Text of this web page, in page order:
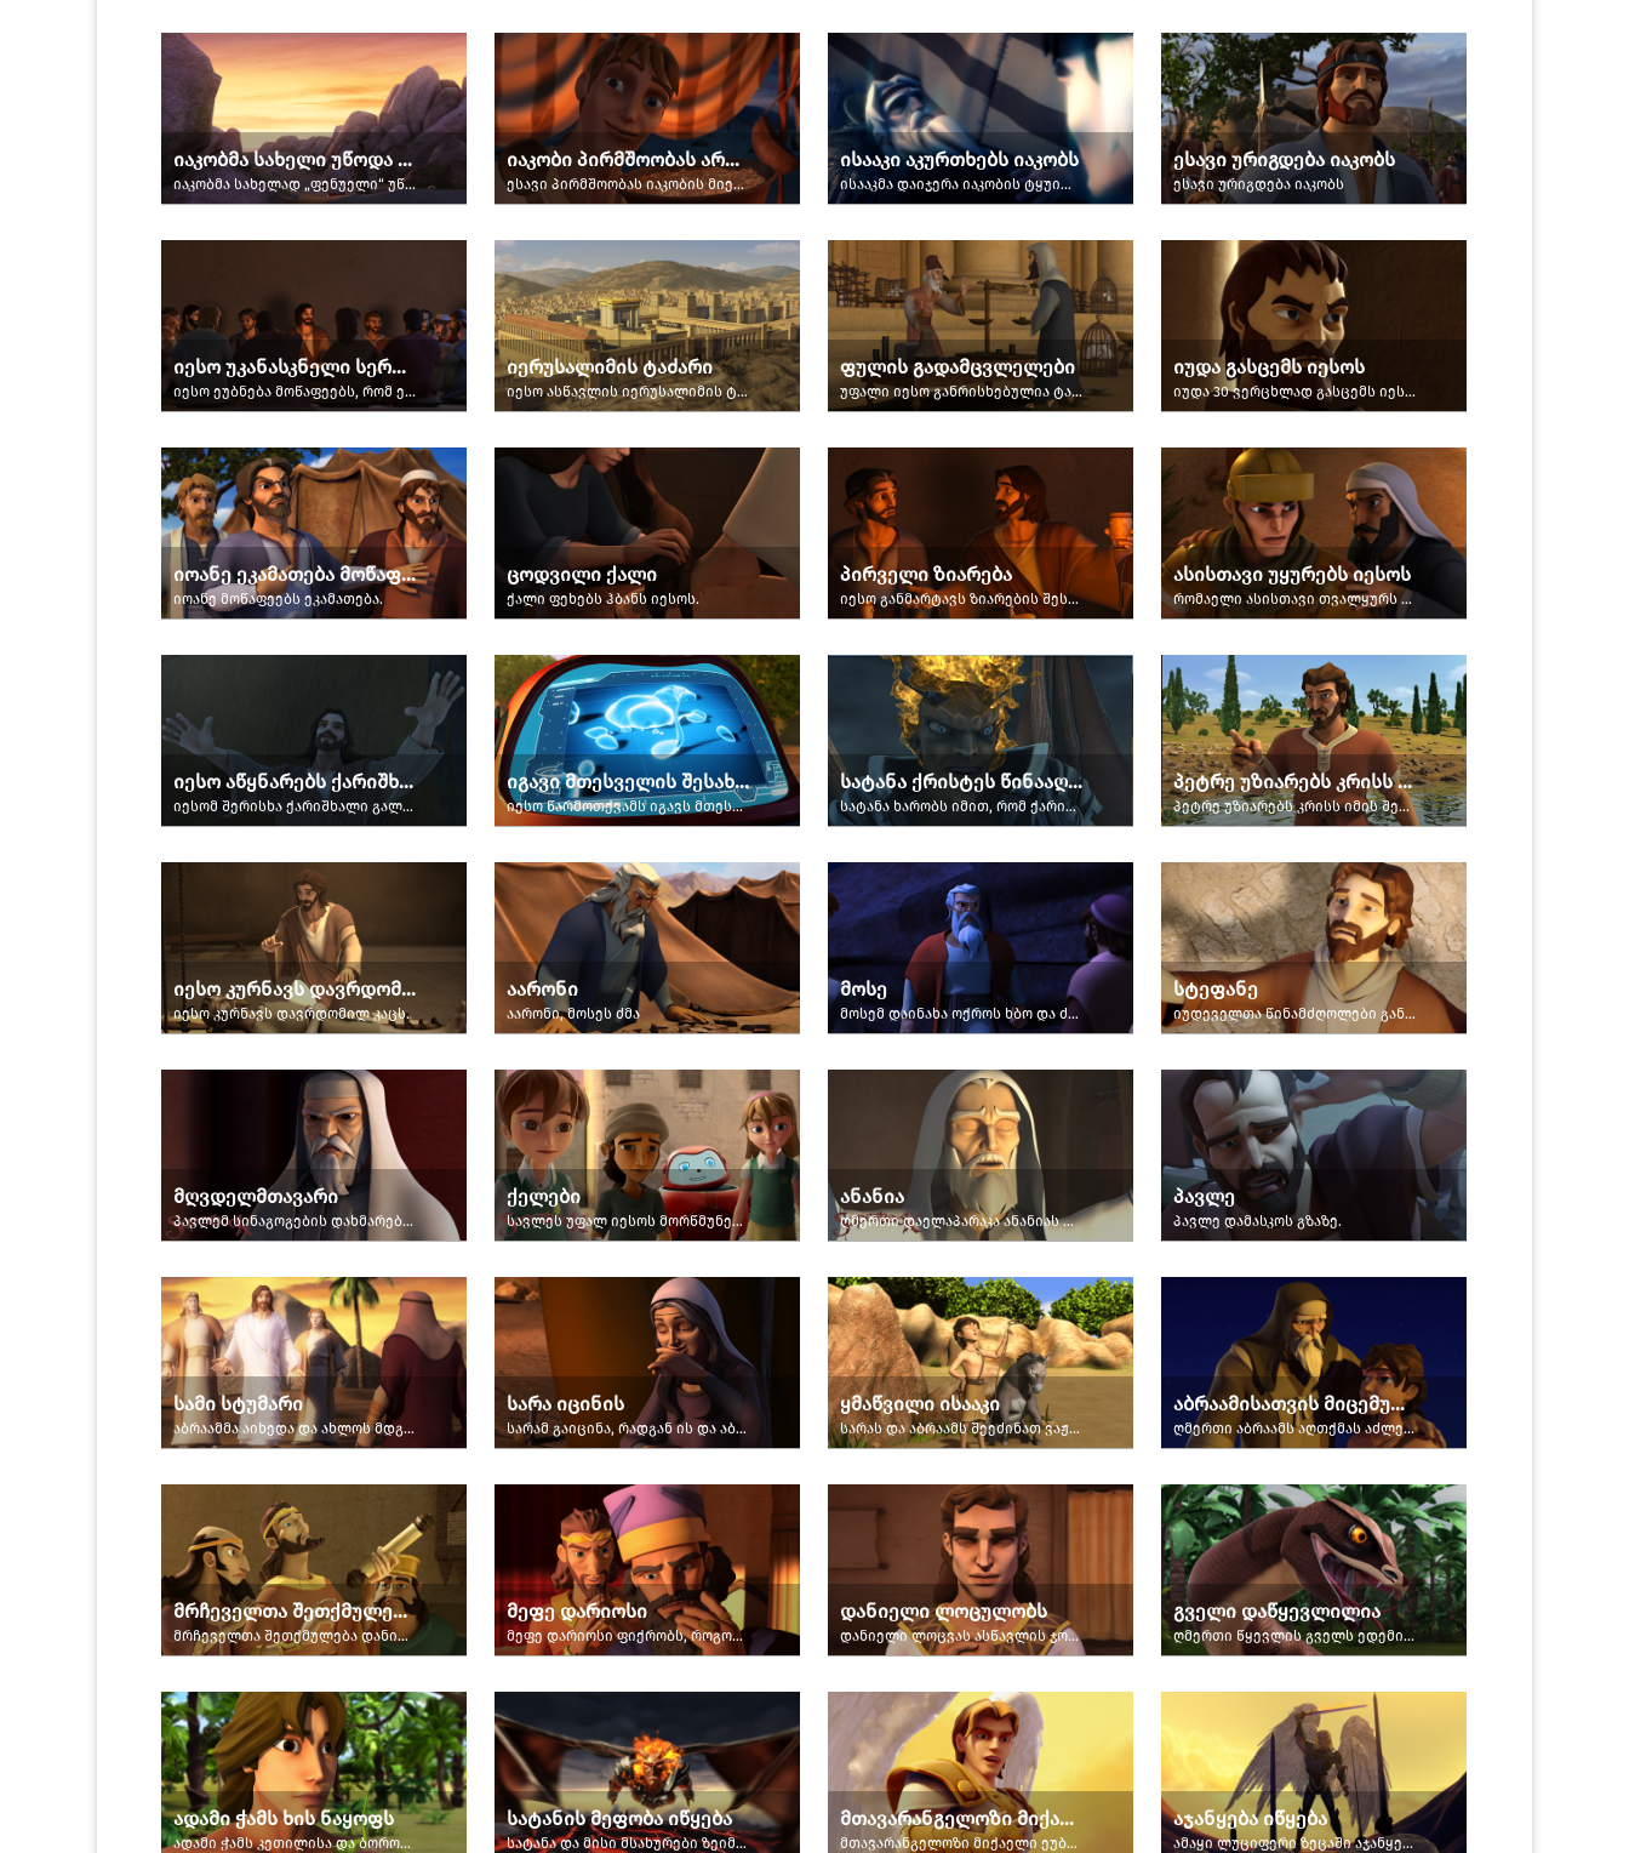
იაკობმა სახელი უწოდა ფენუელს
იაკობმა სახელად „ფენუელი“ უწოდა ადგილს, სადაც ის ღმერთს ეჭიდებოდა.
იაკობი პირმშოობას ართმევს ესავს
ესავი პირმშოობას იაკობის მიერ მომზადებულ კერძში ცვლის.
ისააკი აკურთხებს იაკობს
ისააკმა დაიჯერა იაკობის ტყუილი და აკურთხა იგი.
ესავი ურიგდება იაკობს
ესავი ურიგდება იაკობს
იესო უკანასკნელი სერობისას
იესო ეუბნება მოწაფეებს, რომ ერთ-ერთი მათგანი გასცემს მას.
იერუსალიმის ტაძარი
იესო ასწავლის იერუსალიმის ტაძარში.
ფულის გადამცვლელები
უფალი იესო განრისხებულია ტაძარში მყოფ ფულის გადამცვლელთა გამო.
იუდა გასცემს იესოს
იუდა 30 ვერცხლად გასცემს იესოს.
იოანე ეკამათება მოწაფეებს
იოანე მოწაფეებს ეკამათება.
ცოდვილი ქალი
ქალი ფეხებს ჰბანს იესოს.
პირველი ზიარება
იესო განმარტავს ზიარების შესახებ უკანასკნელი სერობისას.
ასისთავი უყურებს იესოს
რომაელი ასისთავი თვალყურს ადევნებს იესოს გარშემო თავმოყრილ ხალხს.
იესო აწყნარებს ქარიშხალს
იესომ შერისხა ქარიშხალი გალილეის ზღვაზე.
იგავი მთესველის შესახებ
იესო წარმოთქვამს იგავს მთესველის შესახებ.
სატანა ქრისტეს წინააღმდეგ ქარიშხალში
სატანა ხარობს იმით, რომ ქარიშხალი ახლოვდება გალილეის ზღვაზე.
პეტრე უზიარებს კრისს იესოს შესახებ
პეტრე უზიარებს კრისს იმის შესახებ, რომ იესოს სასწაულები ღვთისგანაა.
იესო კურნავს დავრდომილს
იესო კურნავს დავრდომილ კაცს.
აარონი
აარონი, მოსეს ძმა
მოსე
მოსემ დაინახა ოქროს ხბო და ძალიან განრისხდა.
სტეფანე
იუდეველთა წინამძღოლები განურისხდნენ სტეფანეს
მღვდელმთავარი
პავლემ სინაგოგების დახმარება ითხოვა ქრისტიანების შესაპყრობად.
ქელები
სავლეს უფალ იესოს მორწმუნეების დახოცვა სურდა.
ანანია
ღმერთი დაელაპარაკა ანანიას და უთხრა, რომ პავლე რჩეული იყო.
პავლე
პავლე დამასკოს გზაზე.
სამი სტუმარი
აბრაამმა აიხედა და ახლოს მდგარი სამი კაცი შენიშნა.
სარა იცინის
სარამ გაიცინა, რადგან ის და აბრაამი ძალიან მოხუცები იყვნენ.
ყმაწვილი ისააკი
სარას და აბრაამს შეეძინათ ვაჟი, ისააკი.
აბრაამისათვის მიცემული დაპირება
ღმერთი აბრაამს აღთქმას აძლევს.
მრჩეველთა შეთქმულება დანიელის შესაპყრობად
მრჩეველთა შეთქმულება დანიელის შესაპყრობად
მეფე დარიოსი
მეფე დარიოსი ფიქრობს, როგორ გადაარჩინოს დანიელი.
დანიელი ლოცულობს
დანიელი ლოცვას ასწავლის ჯოის.
გველი დაწყევლილია
ღმერთი წყევლის გველს ედემის ბაღში.
ადამი ჭამს ხის ნაყოფს
ადამი ჭამს კეთილისა და ბოროტის შეცნობის ხის ნაყოფს.
სატანის მეფობა იწყება
სატანა და მისი მსახურები ზეიმობენ ადამისა და ევას ცოდვით დაცემას ედემის ბაღში.
მთავარანგელოზი მიქაელი ზეცაში
მთავარანგელოზი მიქაელი ეუბნება კრისს, ჯოისა და გიზმოს, რომ ისინი ზეცაში არიან.
აჯანყება იწყება
ამაყი ლუციფერი ზეცაში აჯანყებას აწყობს.